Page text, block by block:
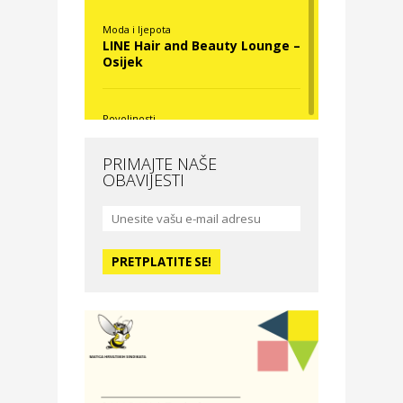
Moda i ljepota
LINE Hair and Beauty Lounge –
Osijek
Povoljnosti
Moda i ljepota
studio – Osijek
Zdravlje i osiguranje
PRIMAJTE NAŠE
OBAVIJESTI